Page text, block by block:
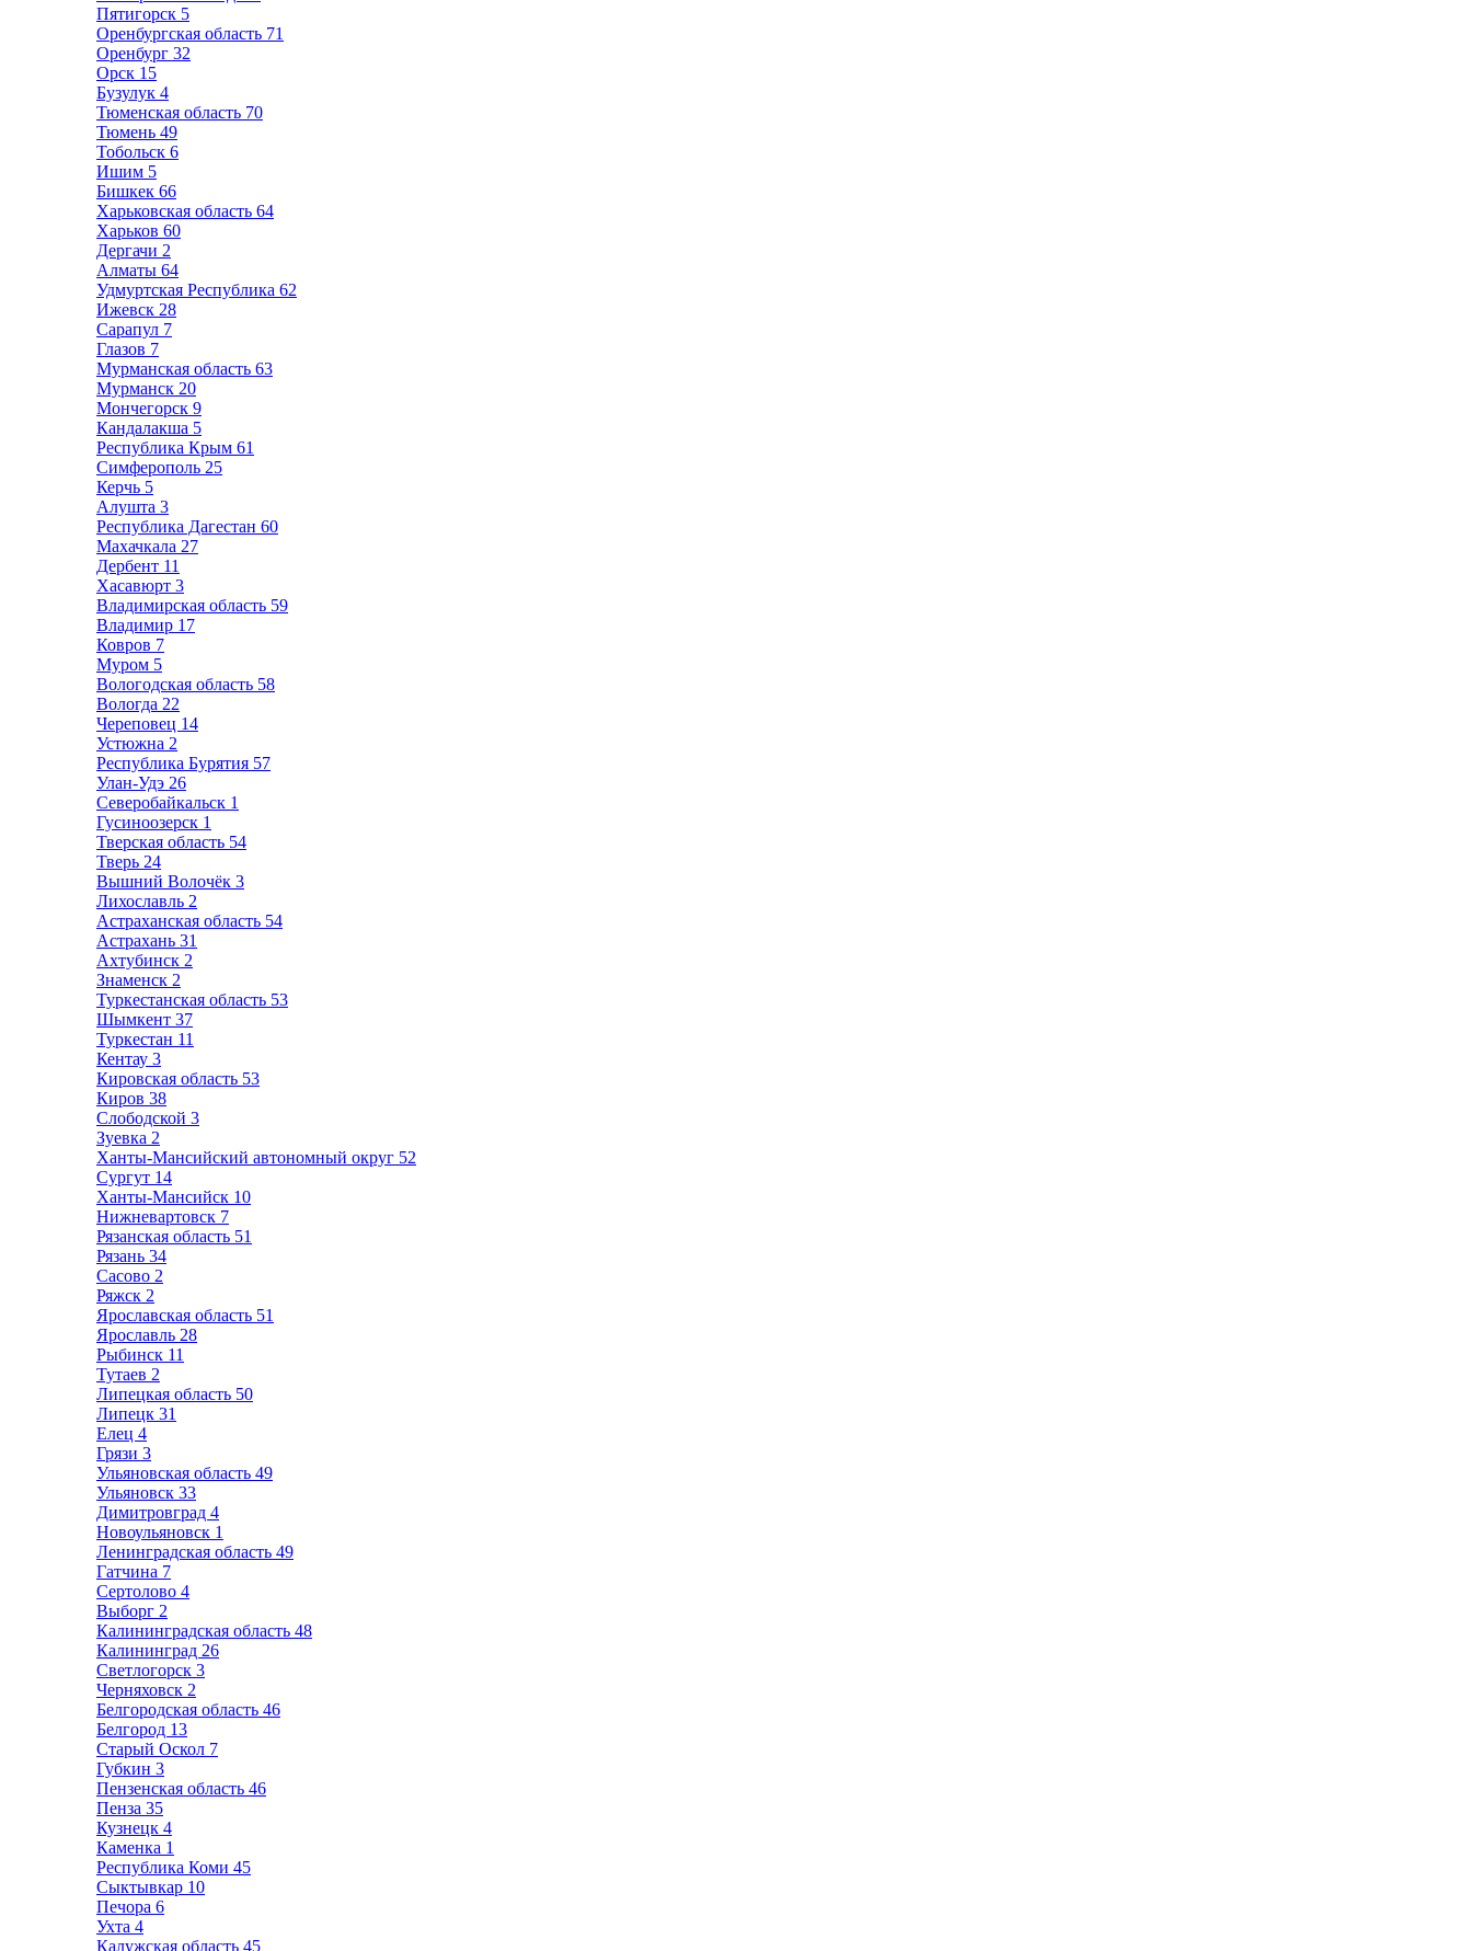
Пятигорск 5
Оренбургская область 71
Оренбург 32
Орск 15
Бузулук 4
Тюменская область 70
Тюмень 49
Тобольск 6
Ишим 5
Бишкек 66
Харьковская область 64
Харьков 60
Дергачи 2
Алматы 64
Удмуртская Республика 62
Ижевск 28
Сарапул 7
Глазов 7
Мурманская область 63
Мурманск 20
Мончегорск 9
Кандалакша 5
Республика Крым 61
Симферополь 25
Керчь 5
Алушта 3
Республика Дагестан 60
Махачкала 27
Дербент 11
Хасавюрт 3
Владимирская область 59
Владимир 17
Ковров 7
Муром 5
Вологодская область 58
Вологда 22
Череповец 14
Устюжна 2
Республика Бурятия 57
Улан-Удэ 26
Северобайкальск 1
Гусиноозерск 1
Тверская область 54
Тверь 24
Вышний Волочёк 3
Лихославль 2
Астраханская область 54
Астрахань 31
Ахтубинск 2
Знаменск 2
Туркестанская область 53
Шымкент 37
Туркестан 11
Кентау 3
Кировская область 53
Киров 38
Слободской 3
Зуевка 2
Ханты-Мансийский автономный округ 52
Сургут 14
Ханты-Мансийск 10
Нижневартовск 7
Рязанская область 51
Рязань 34
Сасово 2
Ряжск 2
Ярославская область 51
Ярославль 28
Рыбинск 11
Тутаев 2
Липецкая область 50
Липецк 31
Елец 4
Грязи 3
Ульяновская область 49
Ульяновск 33
Димитровград 4
Новоульяновск 1
Ленинградская область 49
Гатчина 7
Сертолово 4
Выборг 2
Калининградская область 48
Калининград 26
Светлогорск 3
Черняховск 2
Белгородская область 46
Белгород 13
Старый Оскол 7
Губкин 3
Пензенская область 46
Пенза 35
Кузнецк 4
Каменка 1
Республика Коми 45
Сыктывкар 10
Печора 6
Ухта 4
Калужская область 45